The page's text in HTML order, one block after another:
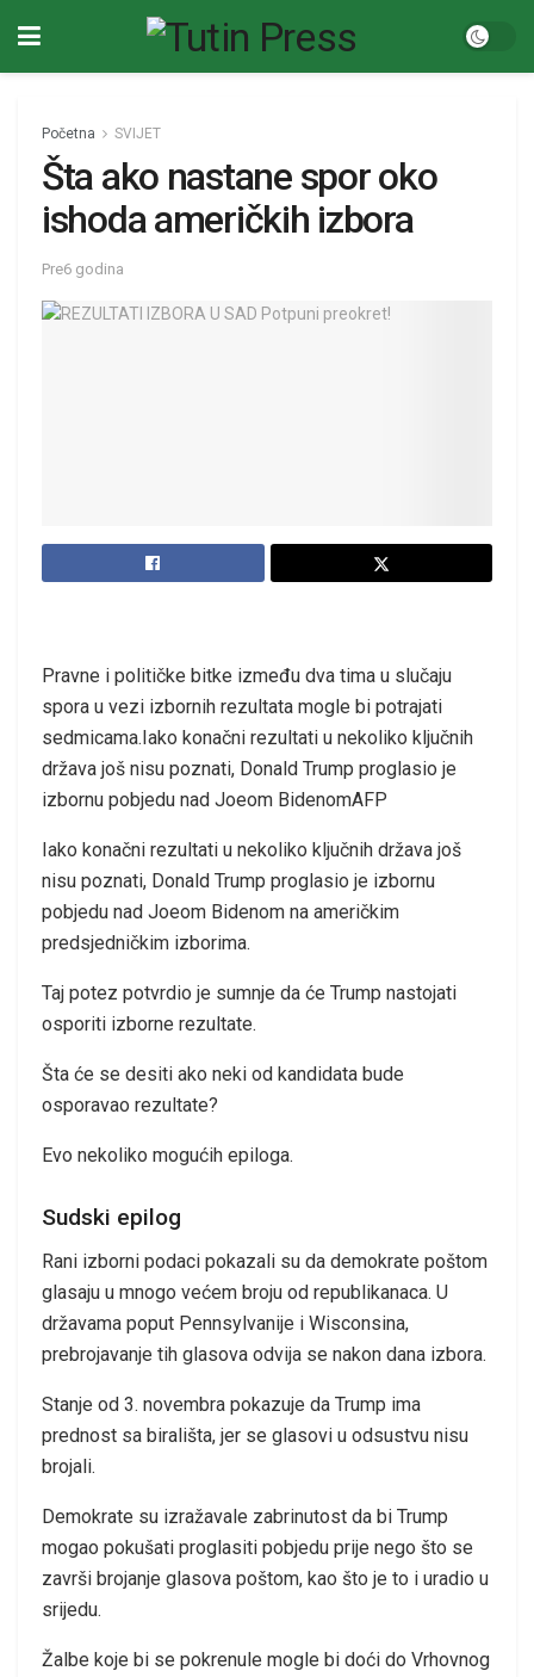
Početna SVIJET
Šta ako nastane spor oko
ishoda američkih izbora
Pre6 godina
Pravne i političke bitke između dva tima u slučaju
spora u vezi izbornih rezultata mogle bi potrajati
sedmicama.Iako konačni rezultati u nekoliko ključnih
država još nisu poznati, Donald Trump proglasio je
izbornu pobjedu nad Joeom BidenomAFP
Iako konačni rezultati u nekoliko ključnih država još
nisu poznati, Donald Trump proglasio je izbornu
pobjedu nad Joeom Bidenom na američkim
predsjedničkim izborima.
Taj potez potvrdio je sumnje da će Trump nastojati
osporiti izborne rezultate.
Šta će se desiti ako neki od kandidata bude
osporavao rezultate?
Evo nekoliko mogućih epiloga.
Sudski epilog
Rani izborni podaci pokazali su da demokrate poštom
glasaju u mnogo većem broju od republikanaca. U
državama poput Pennsylvanije i Wisconsina,
prebrojavanje tih glasova odvija se nakon dana izbora.
Stanje od 3. novembra pokazuje da Trump ima
prednost sa birališta, jer se glasovi u odsustvu nisu
brojali.
Demokrate su izražavale zabrinutost da bi Trump
mogao pokušati proglasiti pobjedu prije nego što se
završi brojanje glasova poštom, kao što je to i uradio u
srijedu.
Žalbe koje bi se pokrenule mogle bi doći do Vrhovnog